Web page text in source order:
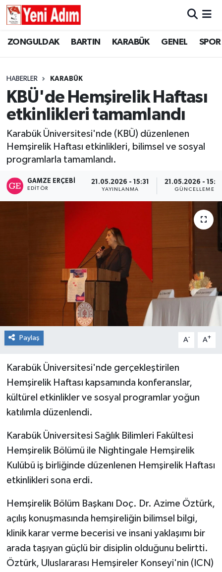
ZONGULDAK BARTIN KARABÜK GENEL SPOR
HABERLER KARABÜK
KBÜ'de Hemşirelik Haftası
etkinlikleri tamamlandı
Karabük Üniversitesi'nde (KBÜ) düzenlenen
Hemşirelik Haftası etkinlikleri, bilimsel ve sosyal
programlarla tamamlandı.
GAMZE ERÇEBI
EDITÖR
21.05.2026 - 15:31
YAYINLANMA
21.05.2026 -
GÜNCELLEME
Paylaş A- A+
Karabük Üniversitesi'nde gerçekleştirilen
Hemşirelik Haftası kapsamında konferanslar,
kültürel etkinlikler ve sosyal programlar yoğun
katılımla düzenlendi.
Karabük Üniversitesi Sağlık Bilimleri Fakültesi
Hemşirelik Bölümü ile Nightingale Hemşirelik
Kulübü iş birliğinde düzenlenen Hemşirelik Haftası
etkinlikleri sona erdi.
Hemşirelik Bölüm Başkanı Doç. Dr. Azime Öztürk,
açılış konuşmasında hemşireliğin bilimsel bilgi,
klinik karar verme becerisi ve insani yaklaşımı bir
arada taşıyan güçlü bir disiplin olduğunu belirtti.
Öztürk, Uluslararası Hemşireler Konseyi'nin (ICN)
ZONGULDAK
ASAYİŞ
GÜNCEL
SİYASET
RESMİ İLAN
ZONGULDAK
KARABÜK
GENEL
SPOR
SİYASET
SAĞLIK
Zonguldak Hava Durumu
Süper Lig Puan Durumu ve Fikstür
Tüm Manşetler
Son Dakika Haberleri
Haber Arşivi